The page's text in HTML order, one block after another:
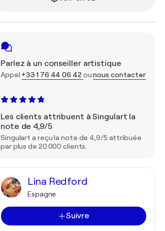
Parlez à un conseiller artistique
Appel +33 1 76 44 06 42 ounous contacter
Les clients attribuent à Singulart la
note de 4,9/5
Singulart a reçu la note de 4,9/5 attribuée
par plus de 20 000 clients.
Lina Redford
Espagne
Suivre